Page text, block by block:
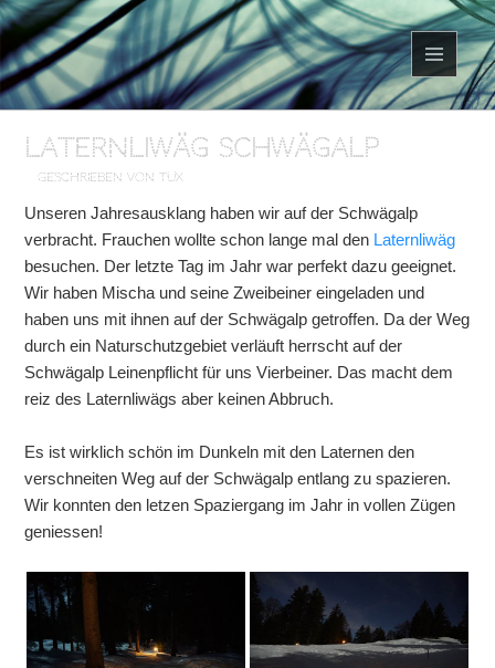
MENÜ
UND
Laternliwäg Schwägalp
geschrieben von Tux
Unseren Jahresausklang haben wir auf der Schwägalp
verbracht. Frauchen wollte schon lange mal den Laternliwäg
besuchen. Der letzte Tag im Jahr war perfekt dazu geeignet.
Wir haben Mischa und seine Zweibeiner eingeladen und
haben uns mit ihnen auf der Schwägalp getroffen. Da der Weg
durch ein Naturschutzgebiet verläuft herrscht auf der
Schwägalp Leinenpflicht für uns Vierbeiner. Das macht dem
reiz des Laternliwägs aber keinen Abbruch.
Es ist wirklich schön im Dunkeln mit den Laternen den
verschneiten Weg auf der Schwägalp entlang zu spazieren.
Wir konnten den letzen Spaziergang im Jahr in vollen Zügen
geniessen!